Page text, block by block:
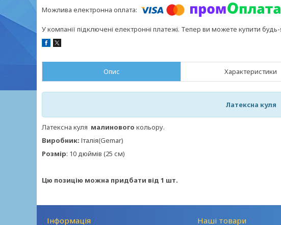
У компанії підключені електронні платежі. Тепер ви можете купити
Опис Характеристики
Латексна куля
Латексна куля малинового кольору.
Виробник: Італія(Gemar)
Розмір: 10 дюймів (25 см)
Цю позицію можна придбати від 1 шт.
Інформація Наші товари